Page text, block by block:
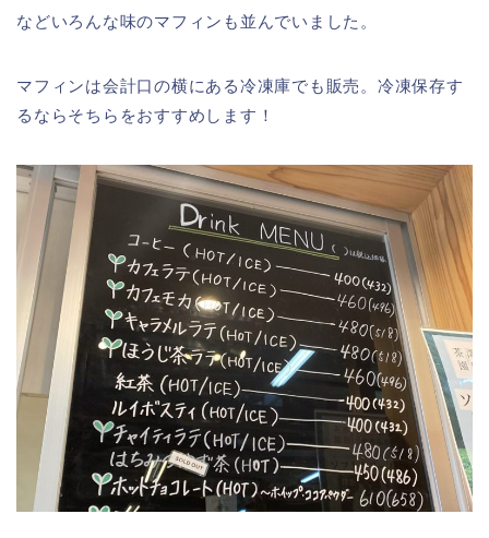
などいろんな味のマフィンも並んでいました。
マフィンは会計口の横にある冷凍庫でも販売。冷凍保存す
るならそちらをおすすめします！